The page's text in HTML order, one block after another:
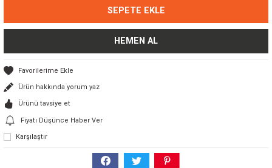
SEPETE EKLE
HEMEN AL
Ürün hakkında yorum yaz
Ürünü tavsiye et
Fiyatı Düşünce Haber Ver
Karşılaştır